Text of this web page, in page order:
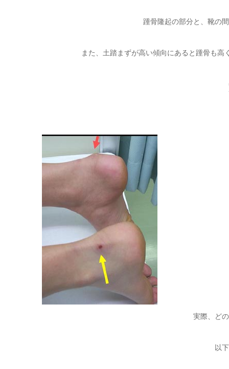
踵骨隆起の部分と、靴の
また、土踏まずが高い傾向にあると踵骨も
実際、ど
以